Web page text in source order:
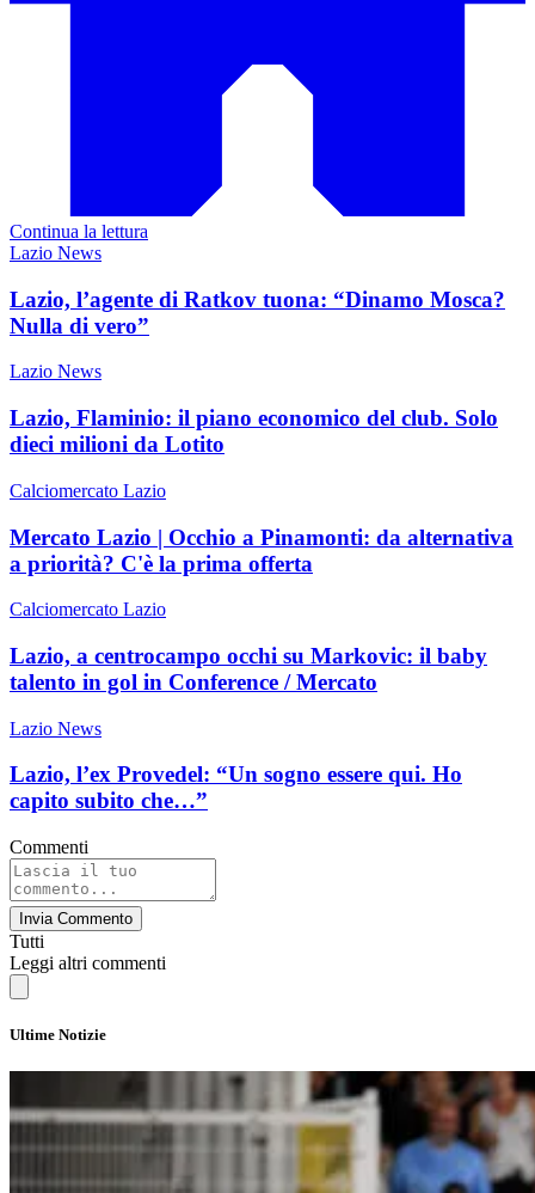
Continua la lettura
Lazio News
Lazio, l’agente di Ratkov tuona: “Dinamo Mosca?
Nulla di vero”
Lazio News
Lazio, Flaminio: il piano economico del club. Solo
dieci milioni da Lotito
Calciomercato Lazio
Mercato Lazio | Occhio a Pinamonti: da alternativa
a priorità? C'è la prima offerta
Calciomercato Lazio
Lazio, a centrocampo occhi su Markovic: il baby
talento in gol in Conference / Mercato
Lazio News
Lazio, l’ex Provedel: “Un sogno essere qui. Ho
capito subito che…”
Commenti
Invia Commento
Tutti
Leggi altri commenti
Ultime Notizie